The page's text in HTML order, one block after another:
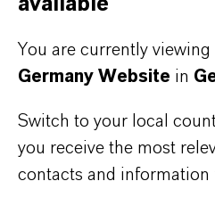
Kontakt
Investor
Möchten Sie
You are currently viewing
Germany Website in
Switch to your local
you receive the most
contacts and information